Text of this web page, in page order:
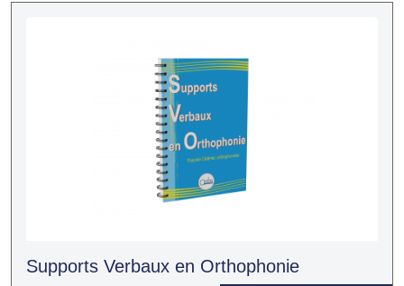
Supports Verbaux en Orthophonie